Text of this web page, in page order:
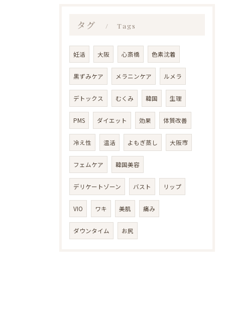
タグ Tags
妊活 大阪 心斎橋 色素沈着
黒ずみケア メラニンケア ルメラ
デトックス むくみ 韓国 生理
PMS ダイエット 効果 体質改善
冷え性 温活 よもぎ蒸し 大阪市
フェムケア 韓国美容
デリケートゾーン バスト リップ
VIO ワキ 美肌 痛み
ダウンタイム お尻
LINEで予約・相談